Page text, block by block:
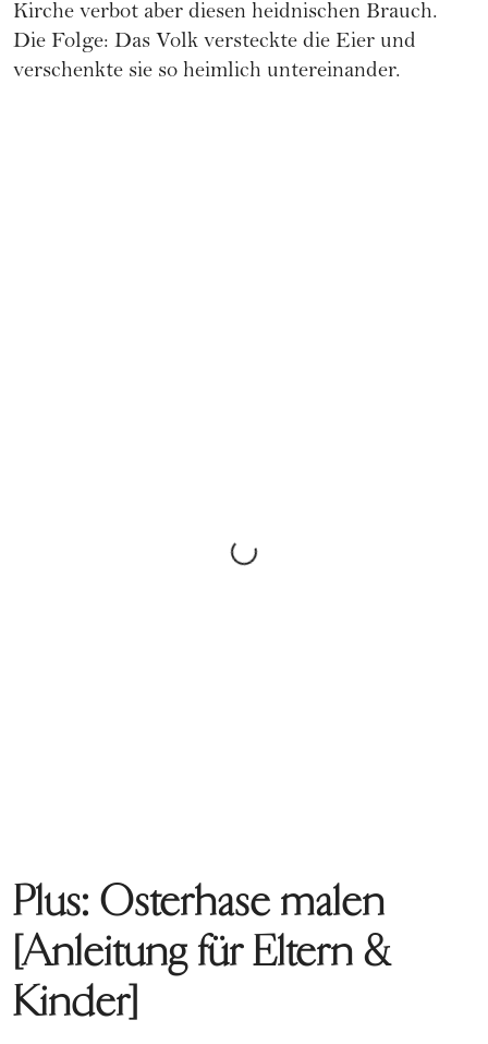
Kirche verbot aber diesen heidnischen Brauch.
Die Folge: Das Volk versteckte die Eier und
verschenkte sie so heimlich untereinander.
Plus: Osterhase malen
[Anleitung für Eltern &
Kinder]